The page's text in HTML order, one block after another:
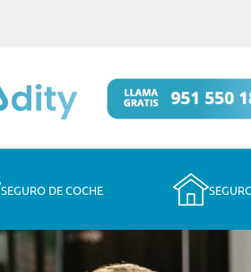
SEGURO DE COCHE